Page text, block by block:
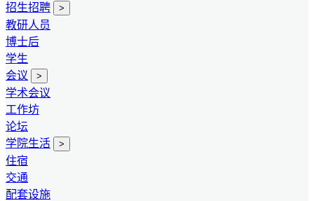
招生招聘
>
教研人员
博士后
学生
会议
>
学术会议
工作坊
论坛
学院生活
>
住宿
交通
配套设施